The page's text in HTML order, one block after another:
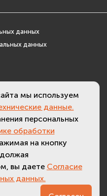
версия - 3.7)
данных
данных
мы используем
данные.
персональных
обработки
на кнопку
вы даете Согласие
данных.